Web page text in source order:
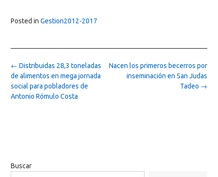
Posted in Gestion2012-2017
Post
navigation
Nacen los primeros becerros por
inseminación en San Judas
Tadeo →
← Distribuidas 28,3 toneladas
de alimentos en mega jornada
social para pobladores de
Antonio Rómulo Costa
Buscar